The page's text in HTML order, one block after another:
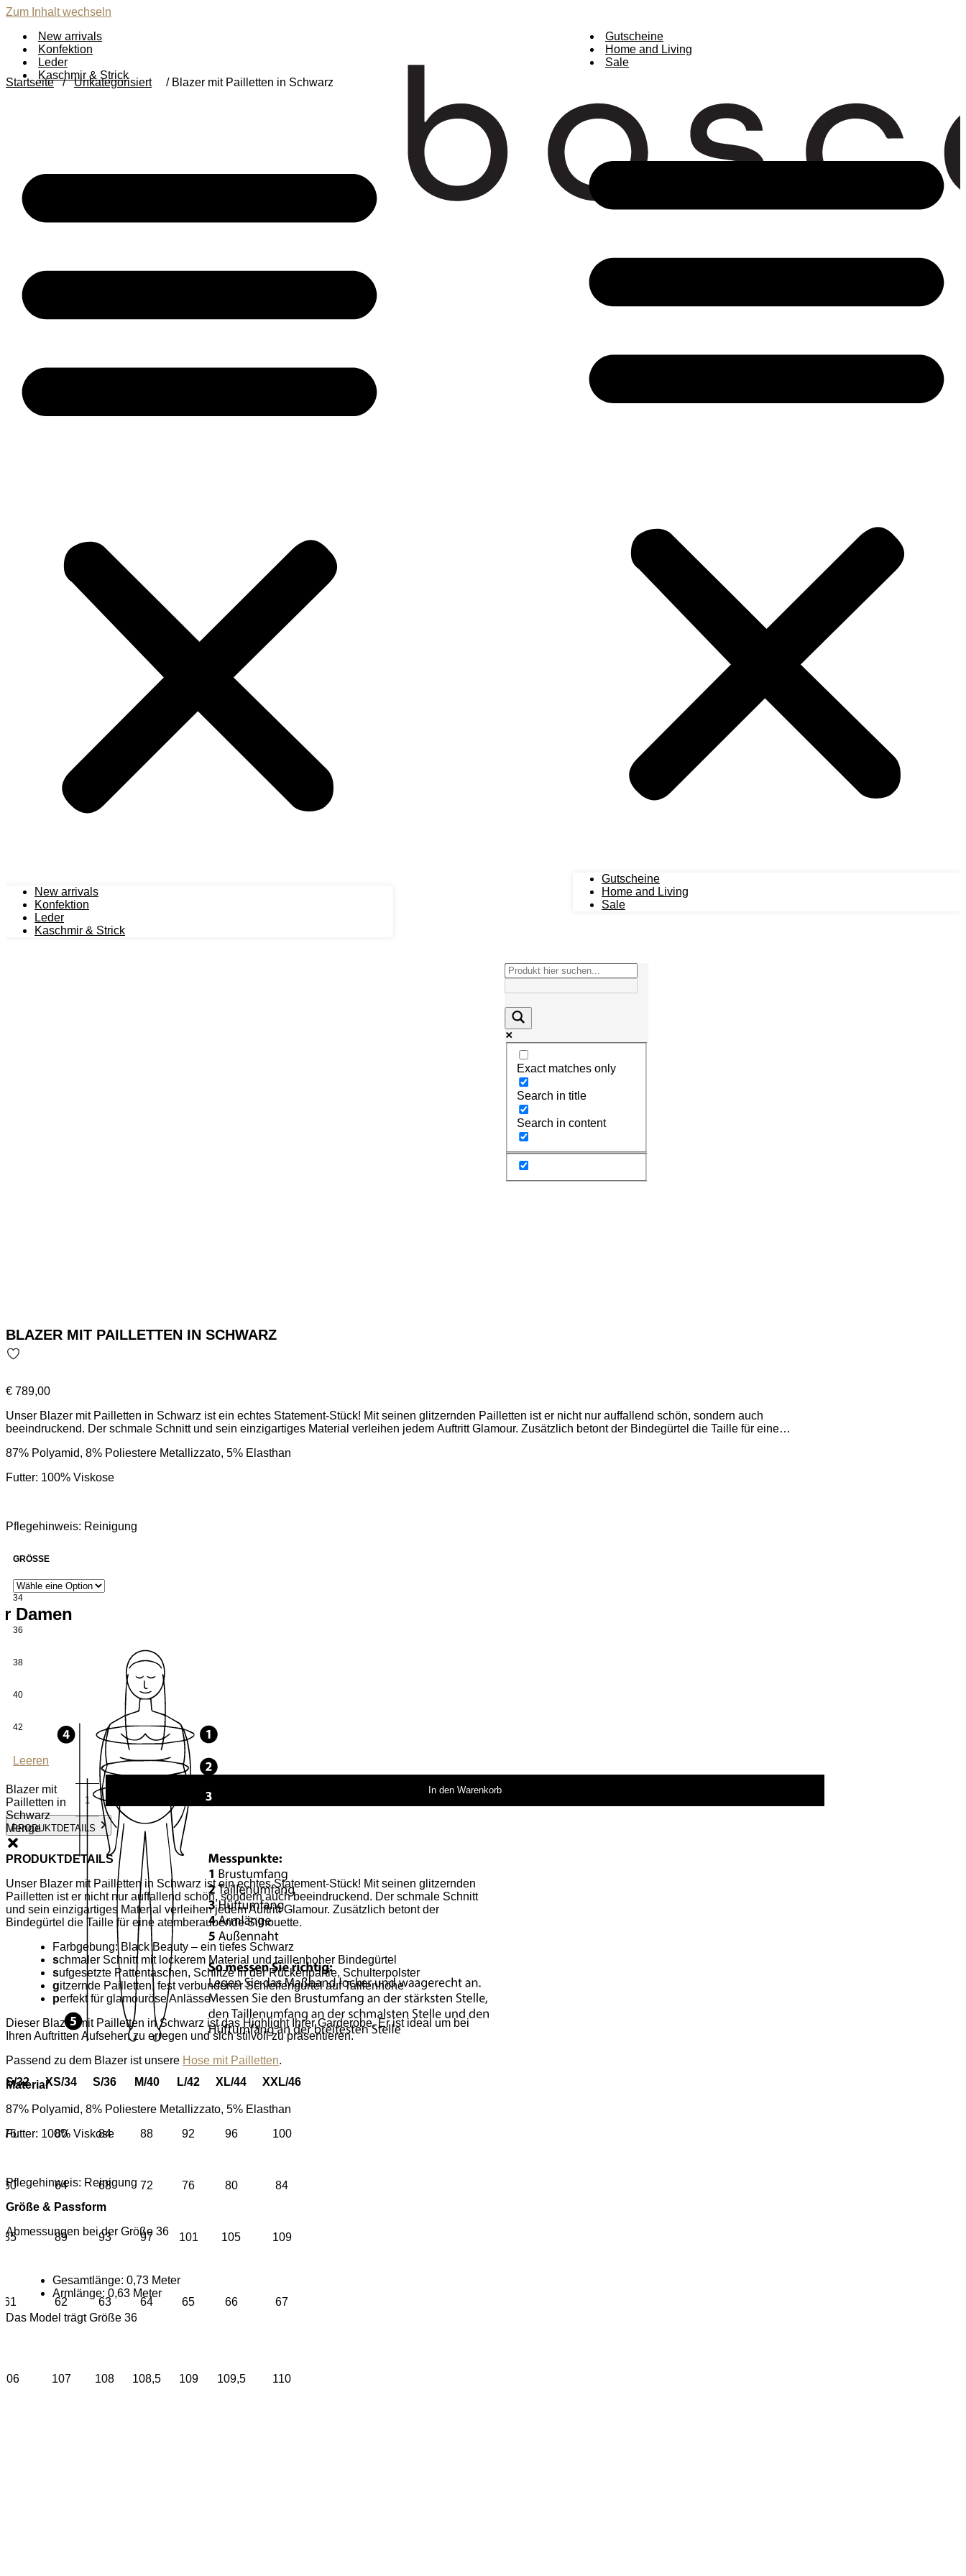
Zum Inhalt wechseln
New arrivals
Konfektion
Leder
Kaschmir & Strick
New arrivals
Konfektion
Leder
Kaschmir & Strick
Gutscheine
Home and Living
Sale
Gutscheine
Home and Living
Sale
Exact matches only
Search in title
Search in content
Startseite / Unkategorisiert / Blazer mit Pailletten in Schwarz
BLAZER MIT PAILLETTEN IN SCHWARZ
€ 789,00
Unser Blazer mit Pailletten in Schwarz ist ein echtes Statement-Stück! Mit seinen glitzernden Pailletten ist er nicht nur auffallend schön, sondern auch
beeindruckend. Der schmale Schnitt und sein einzigartiges Material verleihen jedem Auftritt Glamour. Zusätzlich betont der Bindegürtel die Taille für eine
87% Polyamid, 8% Poliestere Metallizzato, 5% Elasthan
Futter: 100% Viskose
Pflegehinweis: Reinigung
Damen
32 XS/34 S/36 M/40 L/42 XL/44 XXL/46
76 80 84 88 92 96 100
60 64 68 72 76 80 84
85 89 93 97 101 105 109
61 62 63 64 65 66 67
106 107 108 108,5 109 109,5 110
GRÖSSE
34
36
38
40
42
Leeren
Blazer mit
Pailletten in
Schwarz
Menge
In den Warenkorb
PRODUKTDETAILS
PRODUKTDETAILS
Unser Blazer mit Pailletten in Schwarz ist ein echtes Statement-Stück! Mit seinen glitzernden
Pailletten ist er nicht nur auffallend schön, sondern auch beeindruckend. Der schmale Schnitt
und sein einzigartiges Material verleihen jedem Auftritt Glamour. Zusätzlich betont der
Bindegürtel die Taille für eine atemberaubende Silhouette.
Farbgebung: Black Beauty – ein tiefes Schwarz
schmaler Schnitt mit lockerem Material und taillenhoher Bindegürtel
sufgesetzte Pattentaschen, Schlitze in der Rückenpartie, Schulterpolster
gitzernde Pailletten, fest verbundener Schleifengürtel auf Taillenhöhe
perfekt für glamouröse Anlässe
Dieser Blazer mit Pailletten in Schwarz ist das Highlight Ihrer Garderobe. Er ist ideal um bei
Ihren Auftritten Aufsehen zu erregen und sich stilvoll zu präsentieren.
Passend zu dem Blazer ist unsere Hose mit Pailletten.
Material
87% Polyamid, 8% Poliestere Metallizzato, 5% Elasthan
Futter: 100% Viskose
Pflegehinweis: Reinigung
Größe & Passform
Abmessungen bei der Größe 36
Gesamtlänge: 0,73 Meter
Armlänge: 0,63 Meter
Das Model trägt Größe 36